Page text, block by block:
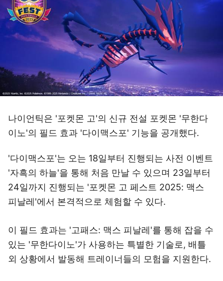
나이언틱은 '포켓몬 고'의 신규 전설 포켓몬 '무한다
이노'의 필드 효과 '다이맥스포' 기능을 공개했다.
'다이맥스포'는 오는 18일부터 진행되는 사전 이벤트
'자흑의 하늘'을 통해 처음 만날 수 있으며 23일부터
24일까지 진행되는 '포켓몬 고 페스트 2025: 맥스
피날레'에서 본격적으로 체험할 수 있다.
이 필드 효과는 '고패스: 맥스 피날레'를 통해 잡을 수
있는 '무한다이노'가 사용하는 특별한 기술로, 배틀
외 상황에서 발동해 트레이너들의 모험을 지원한다.